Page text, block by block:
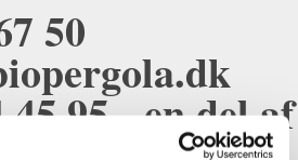
50
95 - en del af